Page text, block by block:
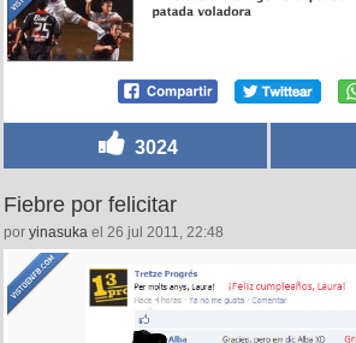
3024
Fiebre por felicitar
por yinasuka el 26 jul 2011, 22:48